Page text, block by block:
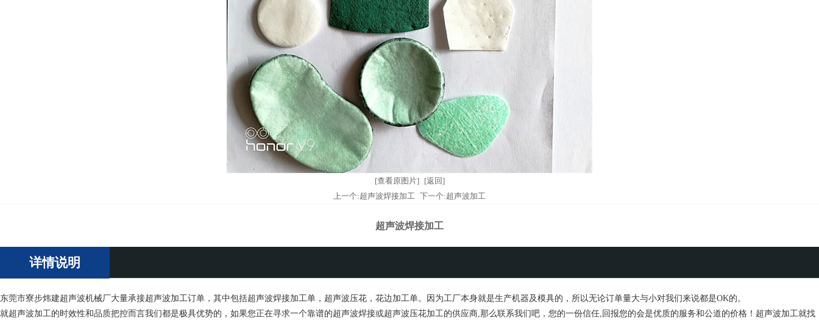
[查看原图片]
[返回]
上一个:超声波焊接加工 下一个:超声波加工
超声波焊接加工
详情说明
东莞市寮步炜建超声波机械厂大量承接超声波加工订单，其中包括超声波焊接加工单，超声波压花，花边加工单。因为工厂本身就是生产机器及模具的，所以无论订单量大与小对我们来说都是OK的。
就超声波加工的时效性和品质把控而言我们都是极具优势的，如果您正在寻求一个靠谱的超声波焊接或超声波压花加工的供应商,那么联系我们吧，您的一份信任,回报您的会是优质的服务和公道的价格！超声波加工就找